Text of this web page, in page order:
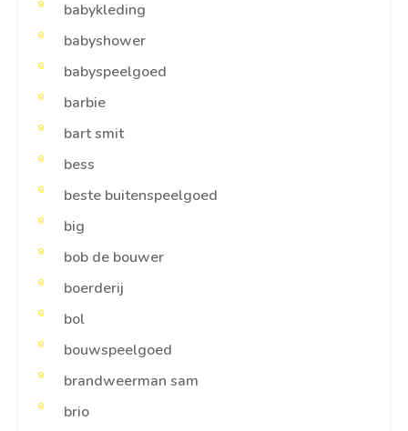
babykleding
babyshower
babyspeelgoed
barbie
bart smit
bess
beste buitenspeelgoed
big
bob de bouwer
boerderij
bol
bouwspeelgoed
brandweerman sam
brio